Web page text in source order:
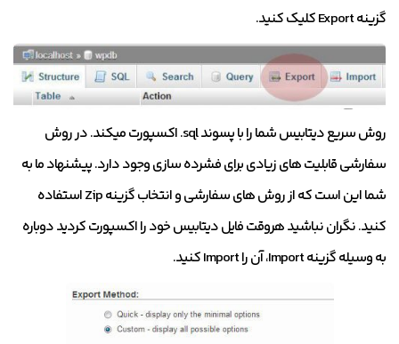
گزینه Export کلیک کنید.
روش سریع دیتابیس شما را با پسوند sql. اکسپورت میکند. در روش
سفارشی قابلیت های زیادی برای فشرده سازی وجود دارد. پیشنهاد ما به
شما این است که از روش های سفارشی و انتخاب گزینه Zip استفاده
کنید. نگران نباشید هروقت فایل دیتابیس خود را اکسپورت کردید دوباره
به وسیله گزینه Import، آن را Import کنید.